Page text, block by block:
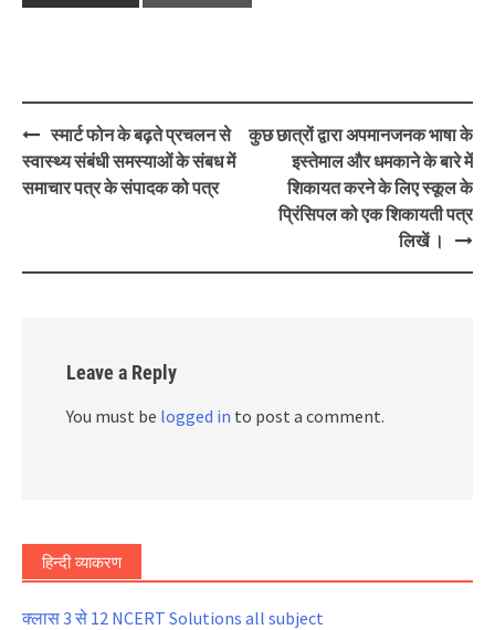
Post
navigation
स्मार्ट फोन के बढ़ते प्रचलन से
स्वास्थ्य संबंधी समस्याओं के संबध में
समाचार पत्र के संपादक को पत्र
कुछ छात्रों द्वारा अपमानजनक भाषा के
इस्तेमाल और धमकाने के बारे में
शिकायत करने के लिए स्कूल के
प्रिंसिपल को एक शिकायती पत्र
लिखें ।
Leave a Reply
You must be logged in to post a comment.
हिन्दी व्याकरण
क्लास 3 से 12 NCERT Solutions all subject